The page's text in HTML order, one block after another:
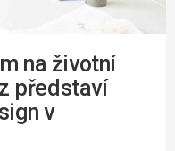
na životní
představí
v